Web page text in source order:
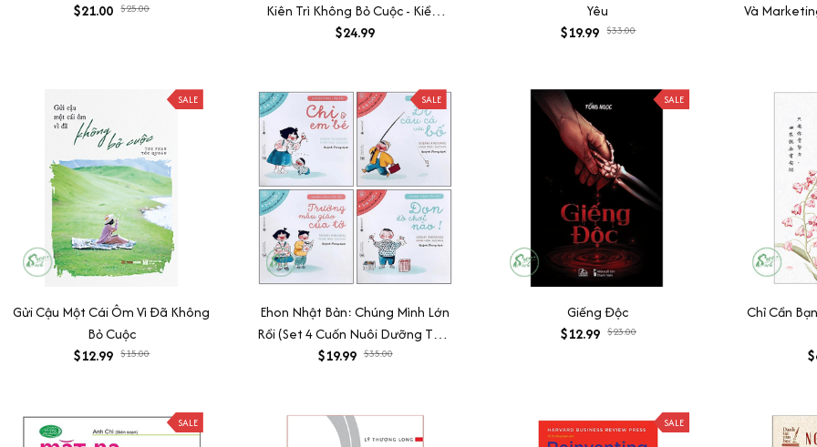
$21.00 $25.00
Kiên Trì Không Bỏ Cuộc - Kiềm
Chế Cơn Tức Giận - Ngõ Lời Khi
$24.99
Yêu
$19.99 $33.00
Và
SALE
Gửi Cậu Một Cái Ôm Vì Đã Không
Bỏ Cuộc
$12.99 $15.00
SALE
Ehon Nhật Bản: Chúng Mình Lớn
Rồi (Set 4 Cuốn Nuôi Dưỡng Tâm
Hồn Trẻ Từ 3-6 Tuổi / Ehon Cùng
$19.99 $35.00
SALE
Giếng Độc
$12.99 $23.00
Chỉ Cần
SALE SALE